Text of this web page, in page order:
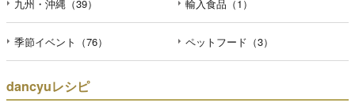
九州・沖縄（39） 輸入食品（1）
季節イベント（76） ペットフード（3）
dancyuレシピ